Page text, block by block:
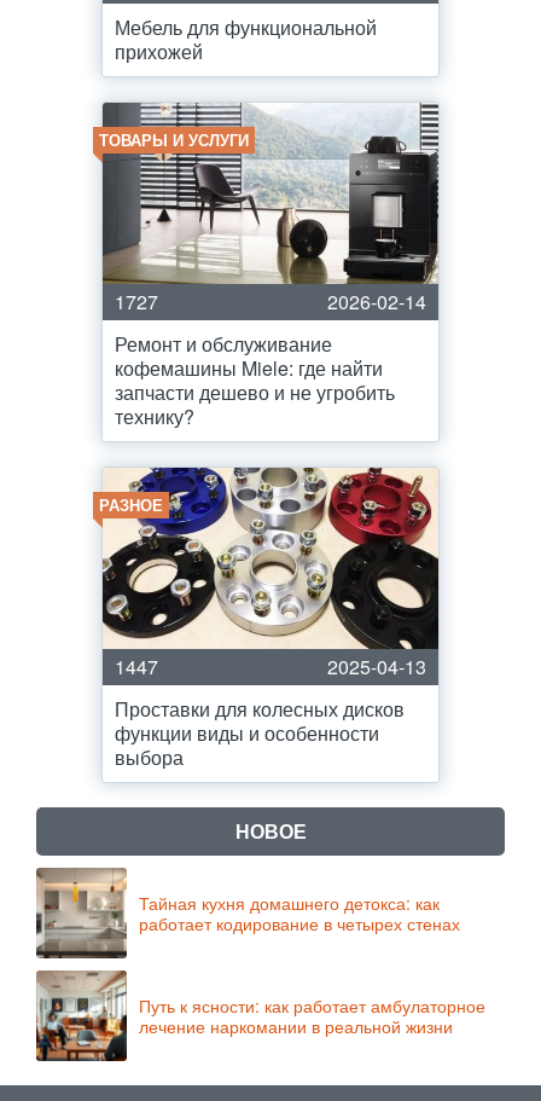
Мебель для функциональной
прихожей
ТОВАРЫ И УСЛУГИ
1727
2026-02-14
Ремонт и обслуживание
кофемашины Miele: где найти
запчасти дешево и не угробить
технику?
РАЗНОЕ
1447
2025-04-13
Проставки для колесных дисков
функции виды и особенности
выбора
НОВОЕ
Тайная кухня домашнего детокса: как
работает кодирование в четырех стенах
Путь к ясности: как работает амбулаторное
лечение наркомании в реальной жизни